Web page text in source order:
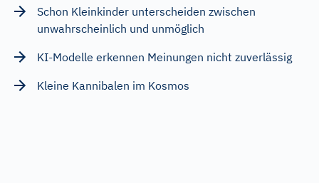
Schon Kleinkinder unterscheiden zwischen
unwahrscheinlich und unmöglich
KI-Modelle erkennen Meinungen nicht zuverlässig
Kleine Kannibalen im Kosmos